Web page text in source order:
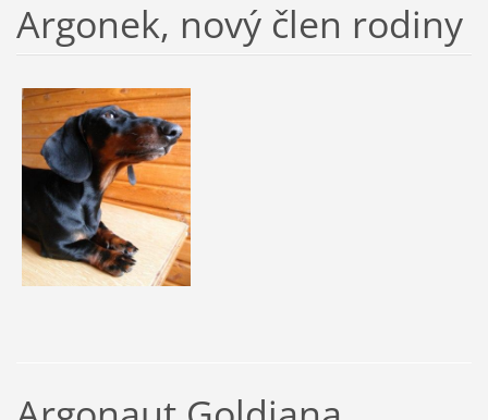
Argonek, nový člen rodiny